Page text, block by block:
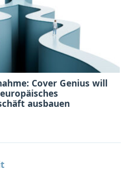
Cover Genius will
ausbauen